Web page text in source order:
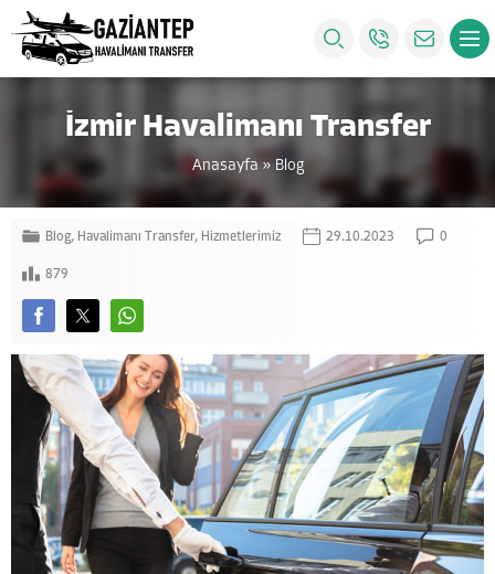
İzmir Havalimanı Transfer
Anasayfa » Blog
Blog, Havalimanı Transfer, Hizmetlerimiz 29.10.2023 0
879